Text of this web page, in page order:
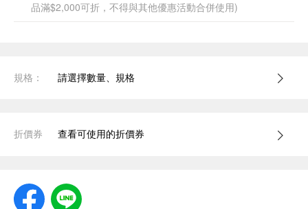
品滿$2,000可折，不得與其他優惠活動合併使用)
規格： 請選擇數量、規格
折價券 查看可使用的折價券